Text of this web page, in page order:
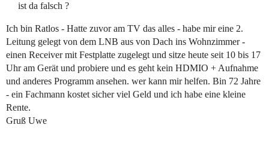
ist da falsch ?
Ich bin Ratlos - Hatte zuvor am TV das alles - habe mir eine 2.
Leitung gelegt von dem LNB aus von Dach ins Wohnzimmer -
einen Receiver mit Festplatte zugelegt und sitze heute seit 10 bis 17
Uhr am Gerät und probiere und es geht kein HDMIO + Aufnahme
und anderes Programm ansehen. wer kann mir helfen. Bin 72 Jahre
- ein Fachmann kostet sicher viel Geld und ich habe eine kleine
Rente.
Gruß Uwe